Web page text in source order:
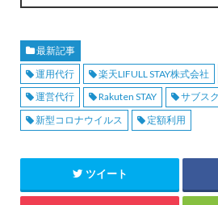
最新記事
運用代行
楽天LIFULL STAY株式会社
運営代行
Rakuten STAY
サブス
新型コロナウイルス
定額利用
ツイート